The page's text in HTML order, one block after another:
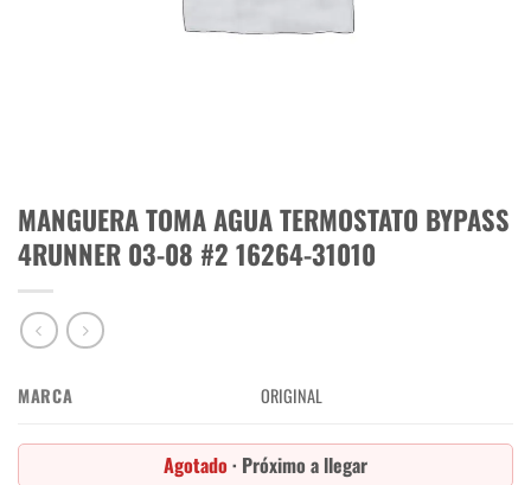
MANGUERA TOMA AGUA TERMOSTATO BYPASS
4RUNNER 03-08 #2 16264-31010
MARCA ORIGINAL
Agotado · Próximo a llegar